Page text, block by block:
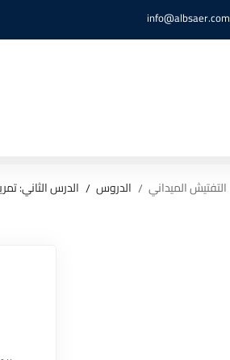
info@albsaer.com
التفتيش الميداني الدروس الدرس الثاني: